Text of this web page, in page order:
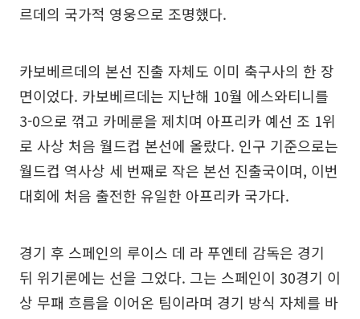
르데의 국가적 영웅으로 조명했다.
카보베르데의 본선 진출 자체도 이미 축구사의 한 장
면이었다. 카보베르데는 지난해 10월 에스와티니를
3-0으로 꺾고 카메룬을 제치며 아프리카 예선 조 1위
로 사상 처음 월드컵 본선에 올랐다. 인구 기준으로는
월드컵 역사상 세 번째로 작은 본선 진출국이며, 이번
대회에 처음 출전한 유일한 아프리카 국가다.
경기 후 스페인의 루이스 데 라 푸엔테 감독은 경기
뒤 위기론에는 선을 그었다. 그는 스페인이 30경기 이
상 무패 흐름을 이어온 팀이라며 경기 방식 자체를 바